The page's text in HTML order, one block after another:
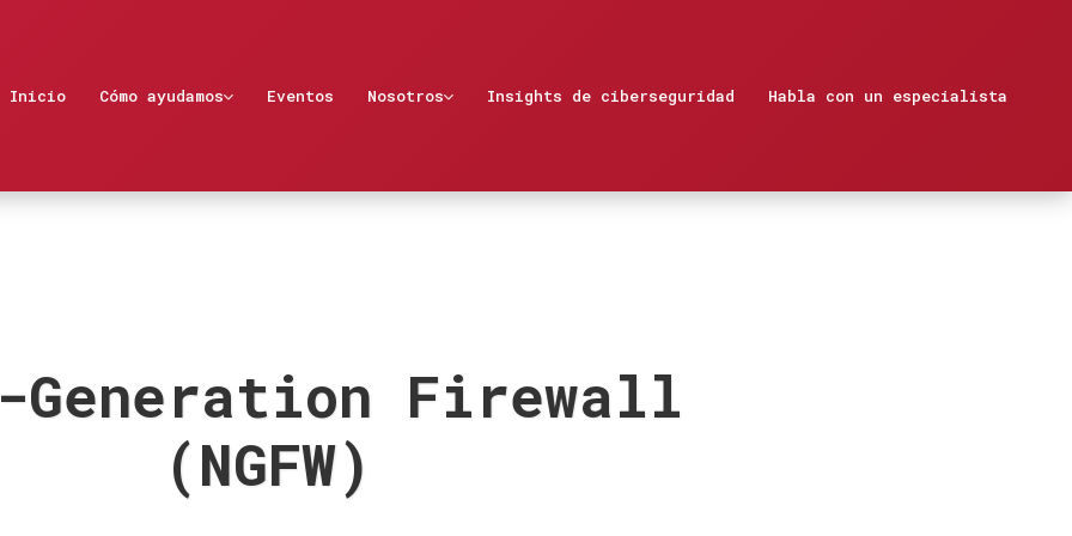
Inicio Cómo ayudamos Eventos Nosotros Insights de ciberseguridad Habla con un especialista
Generation Firewall
(NGFW)